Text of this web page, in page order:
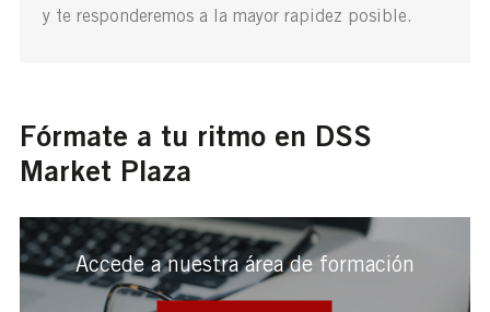
y te responderemos a la mayor rapidez posible.
Fórmate a tu ritmo en DSS
Market Plaza
Accede a nuestra área de formación